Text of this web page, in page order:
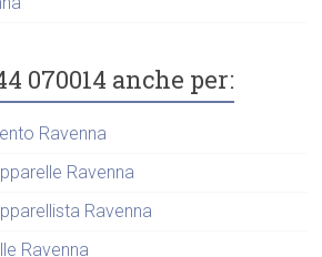
070014 anche per:
Ravenna
Ravenna
Ravenna
Ravenna